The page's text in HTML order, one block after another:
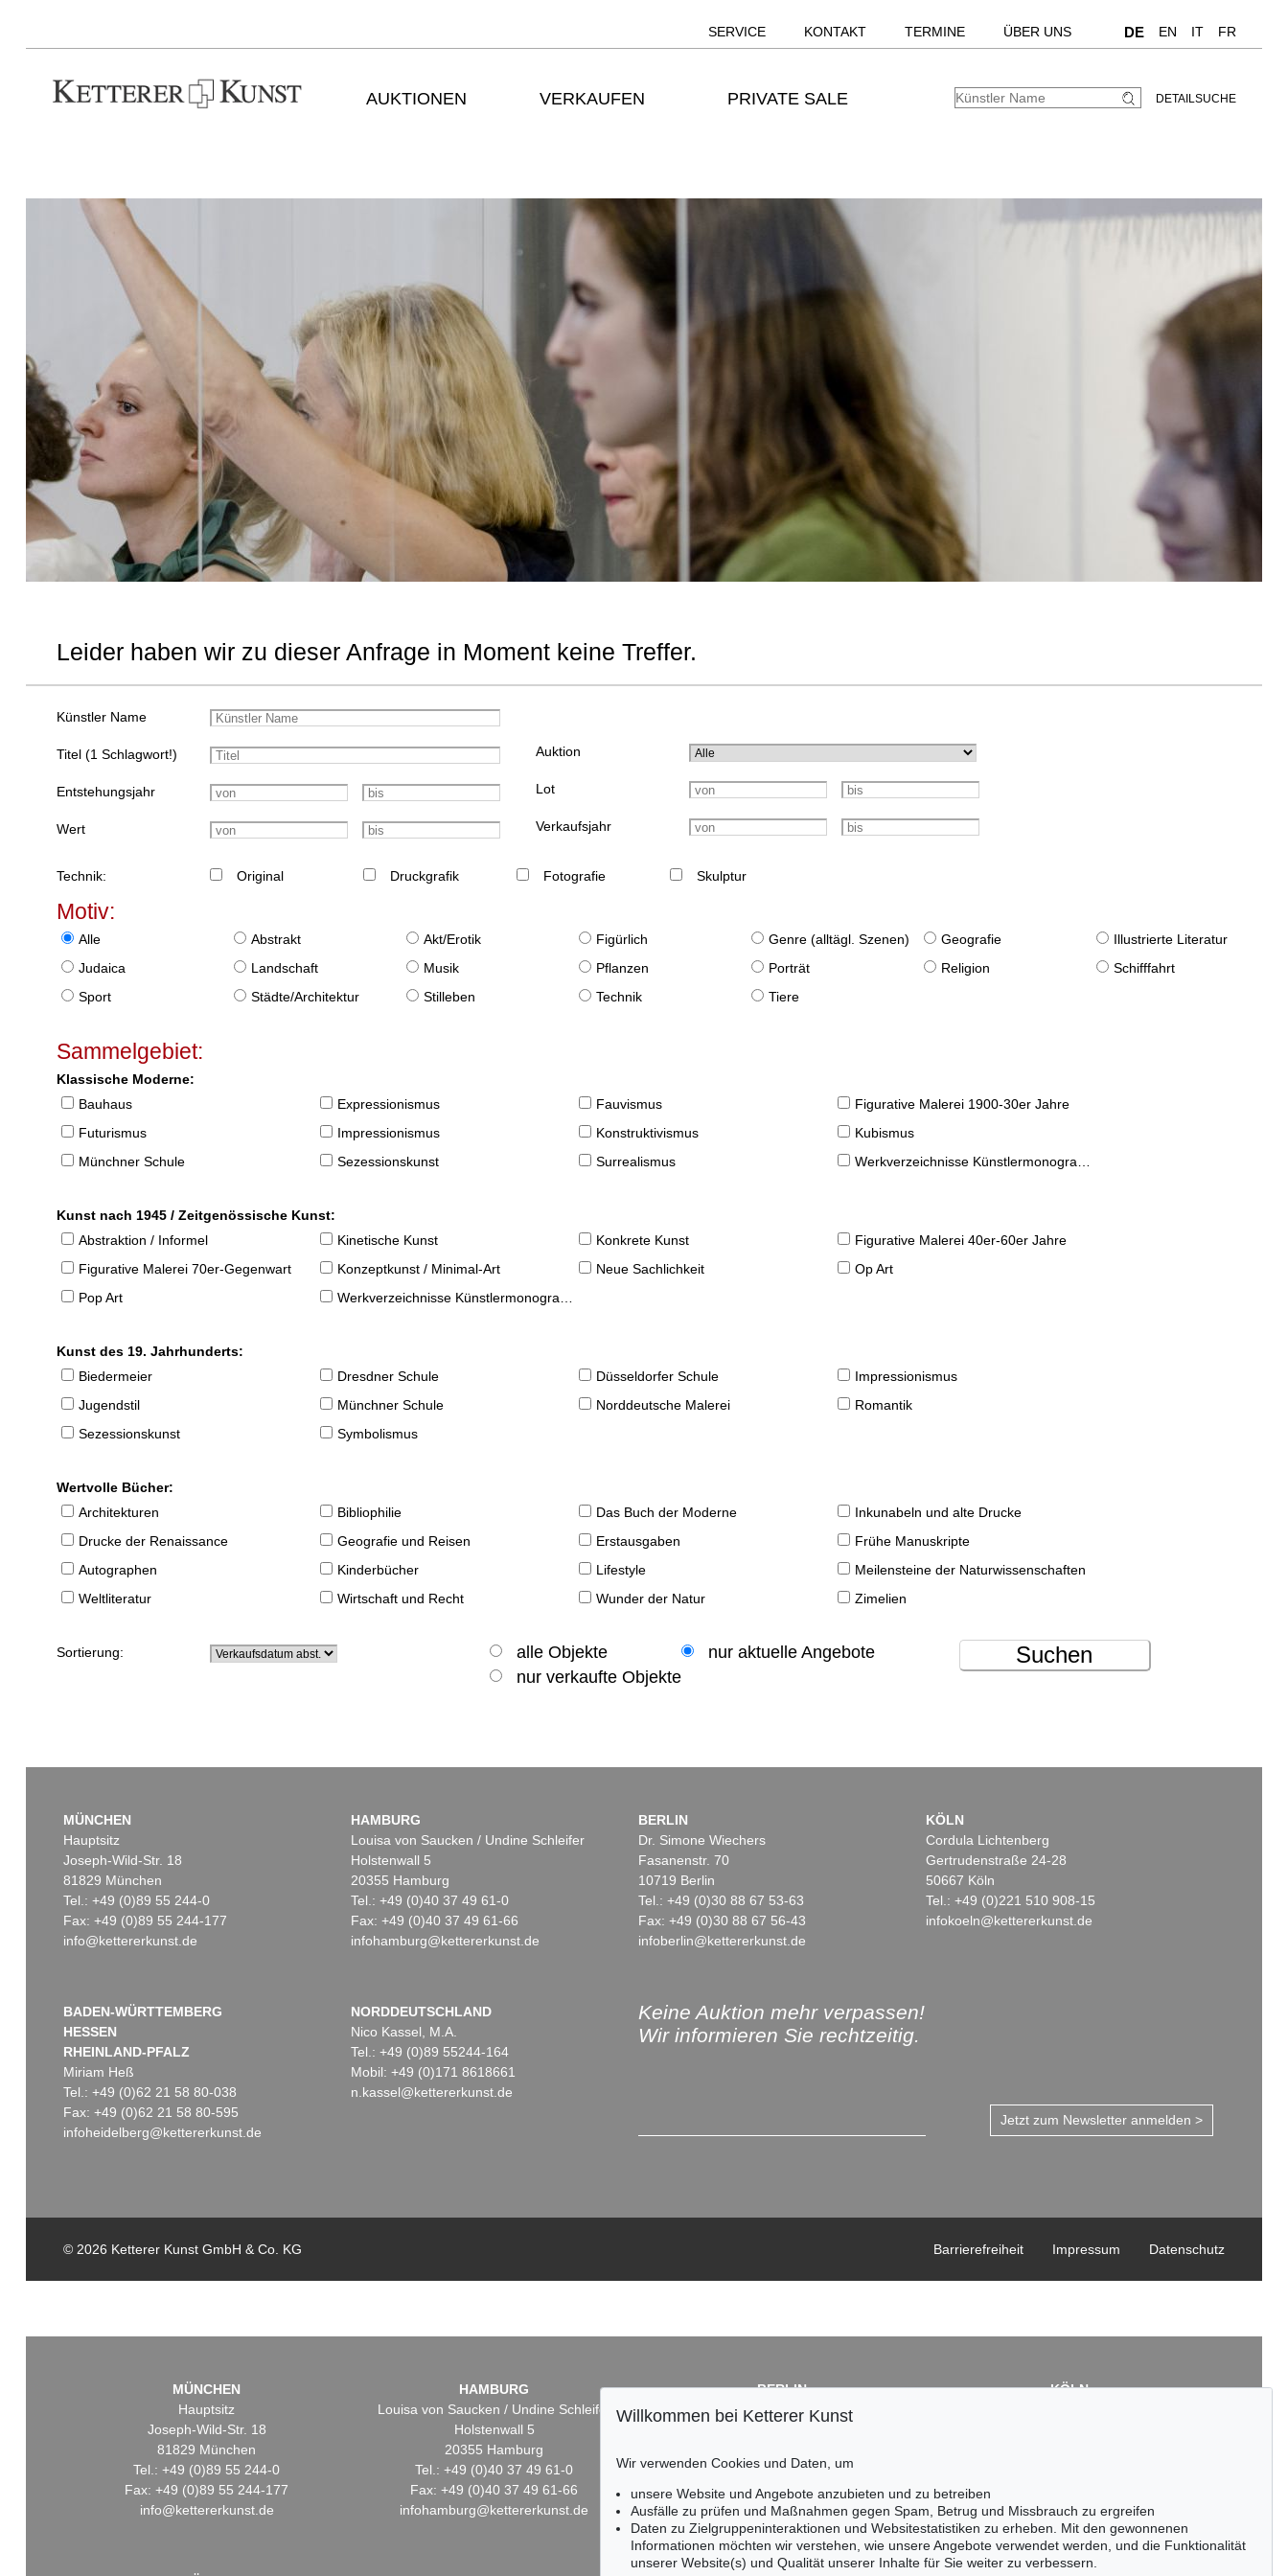
SERVICE KONTAKT TERMINE ÜBER UNS DE EN IT FR
AUKTIONEN VERKAUFEN PRIVATE SALE DETAILSUCHE
Leider haben wir zu dieser Anfrage in Moment keine Treffer.
Künstler Name
Titel (1 Schlagwort!)
Entstehungsjahr
Wert
Auktion
Lot
Verkaufsjahr
Technik: Original Druckgrafik Fotografie Skulptur
Motiv:
Alle Abstrakt Akt/Erotik Figürlich Genre (alltägl. Szenen) Geografie
Illustrierte Literatur
Judaica
Landschaft Musik Pflanzen Porträt Religion
Schifffahrt
Sport
Städte/Architektur Stilleben Technik Tiere
Sammelgebiet:
Klassische Moderne:
Bauhaus
Expressionismus Fauvismus
Figurative Malerei 1900-30er Jahre
Futurismus
Impressionismus Konstruktivismus
Kubismus
Münchner Schule
Sezessionskunst Surrealismus Werkverzeichnisse Künstlermonographien
Kunst nach 1945 / Zeitgenössische Kunst:
Abstraktion / Informel
Kinetische Kunst Konkrete Kunst
Figurative Malerei 40er-60er Jahre
Figurative Malerei 70er-Gegenwart
Konzeptkunst / Minimal-Art Neue Sachlichkeit
Op Art
Pop Art
Werkverzeichnisse Künstlermonographien
Kunst des 19. Jahrhunderts:
Biedermeier
Dresdner Schule Düsseldorfer Schule
Impressionismus
Jugendstil
Münchner Schule Norddeutsche Malerei
Romantik
Sezessionskunst
Symbolismus
Wertvolle Bücher:
Architekturen
Bibliophilie Das Buch der Moderne
Inkunabeln und alte Drucke
Drucke der Renaissance
Geografie und Reisen Erstausgaben
Frühe Manuskripte
Autographen
Kinderbücher Lifestyle
Meilensteine der Naturwissenschaften
Weltliteratur
Wirtschaft und Recht Wunder der Natur Zimelien
Sortierung: alle Objekte
nur aktuelle Angebote
nur verkaufte Objekte
Suchen
MÜNCHEN
Hauptsitz
Joseph-Wild-Str. 18
81829 München
Tel.: +49 (0)89 55 244-0
Fax: +49 (0)89 55 244-177
info@kettererkunst.de
HAMBURG
Louisa von Saucken / Undine Schleifer
Holstenwall 5
20355 Hamburg
Tel.: +49 (0)40 37 49 61-0
Fax: +49 (0)40 37 49 61-66
infohamburg@kettererkunst.de
BERLIN
Dr. Simone Wiechers
Fasanenstr. 70
10719 Berlin
Tel.: +49 (0)30 88 67 53-63
Fax: +49 (0)30 88 67 56-43
infoberlin@kettererkunst.de
KÖLN
Cordula Lichtenberg
Gertrudenstraße 24-28
50667 Köln
Tel.: +49 (0)221 510 908-15
infokoeln@kettererkunst.de
BADEN-WÜRTTEMBERG
HESSEN
RHEINLAND-PFALZ
Miriam Heß
Tel.: +49 (0)62 21 58 80-038
Fax: +49 (0)62 21 58 80-595
infoheidelberg@kettererkunst.de
NORDDEUTSCHLAND
Nico Kassel, M.A.
Tel.: +49 (0)89 55244-164
Mobil: +49 (0)171 8618661
n.kassel@kettererkunst.de
Keine Auktion mehr verpassen!
Wir informieren Sie rechtzeitig.
Jetzt zum Newsletter anmelden >
© 2026 Ketterer Kunst GmbH & Co. KG Datenschutz
Impressum
Barrierefreiheit
MÜNCHEN
Hauptsitz
Joseph-Wild-Str. 18
81829 München
Tel.: +49 (0)89 55 244-0
Fax: +49 (0)89 55 244-177
info@kettererkunst.de
HAMBURG
Louisa von Saucken / Undine Schleifer
Holstenwall 5
20355 Hamburg
Tel.: +49 (0)40 37 49 61-0
Fax: +49 (0)40 37 49 61-66
infohamburg@kettererkunst.de
BERLIN
Dr. Simone Wiechers
Tel.: +49 (0)30 88 67 53-63
Fax: +49 (0)30 88 67 56-43
infoberlin@kettererkunst.de
KÖLN
infokoeln@kettererkunst.de
Willkommen bei Ketterer Kunst
Wir verwenden Cookies und Daten, um
unsere Website und Angebote anzubieten und zu betreiben
Ausfälle zu prüfen und Maßnahmen gegen Spam, Betrug und Missbrauch zu ergreifen
Daten zu Zielgruppeninteraktionen und Websitestatistiken zu erheben. Mit den gewonnenen
Informationen möchten wir verstehen, wie unsere Angebote verwendet werden, und die Funktionalität
unserer Website(s) und Qualität unserer Inhalte für Sie weiter zu verbessern.